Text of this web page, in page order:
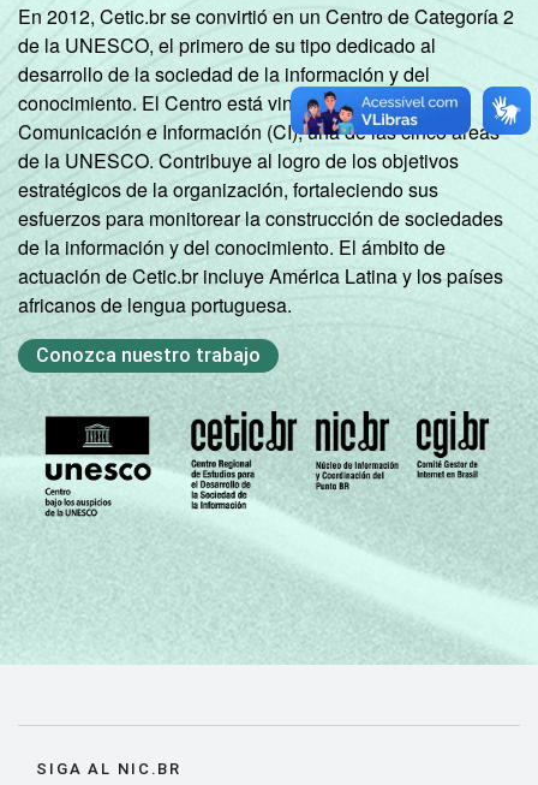
En 2012, Cetic.br se convirtió en un Centro de Categoría 2
de la UNESCO, el primero de su tipo dedicado al
desarrollo de la sociedad de la información y del
conocimiento. El Centro está vinculado al Sector de
Comunicación e Información (CI), una de las cinco áreas
de la UNESCO. Contribuye al logro de los objetivos
estratégicos de la organización, fortaleciendo sus
esfuerzos para monitorear la construcción de sociedades
de la información y del conocimiento. El ámbito de
actuación de Cetic.br incluye América Latina y los países
africanos de lengua portuguesa.
Conozca nuestro trabajo
SIGA AL NIC.BR